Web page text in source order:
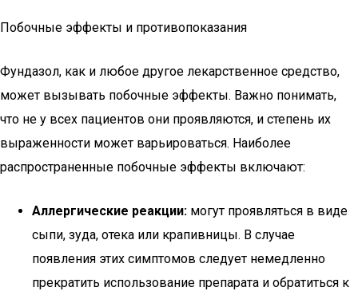
Побочные эффекты и противопоказания
Фундазол, как и любое другое лекарственное средство,
может вызывать побочные эффекты. Важно понимать,
что не у всех пациентов они проявляются, и степень их
выраженности может варьироваться. Наиболее
распространенные побочные эффекты включают:
Аллергические реакции: могут проявляться в виде
сыпи, зуда, отека или крапивницы. В случае
появления этих симптомов следует немедленно
прекратить использование препарата и обратиться к